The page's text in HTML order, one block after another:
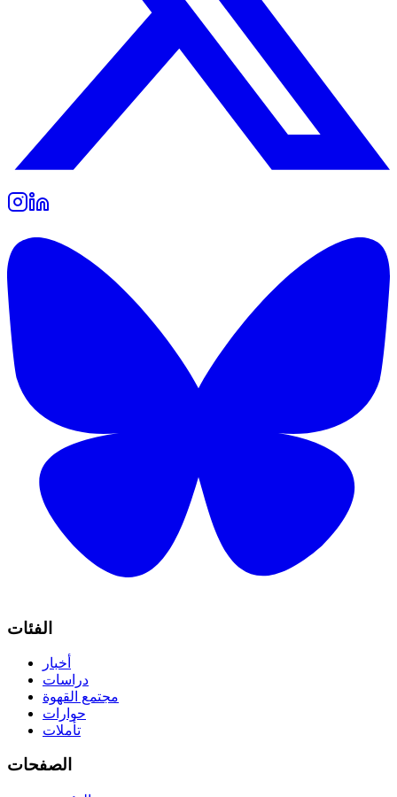
الفئات
أخبار
دراسات
مجتمع القهوة
حوارات
تأملات
الصفحات